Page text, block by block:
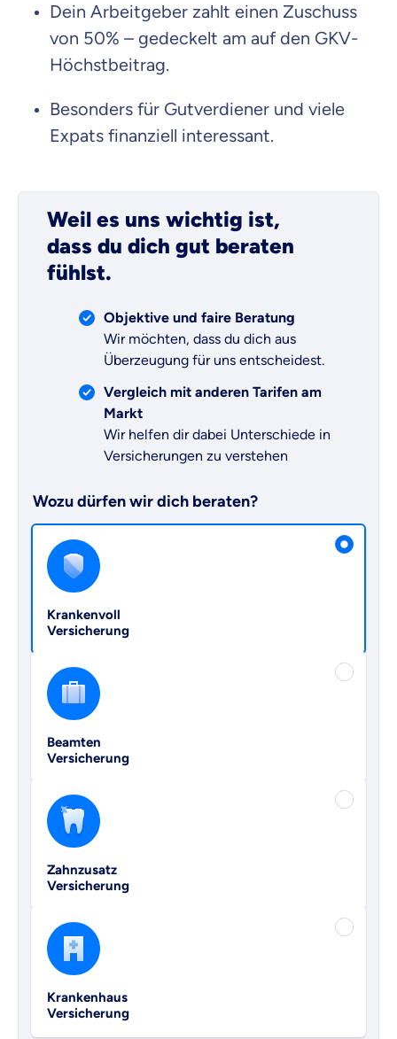
Dein Arbeitgeber zahlt einen Zuschuss
von 50% – gedeckelt am auf den GKV-
Höchstbeitrag.
Besonders für Gutverdiener und viele
Expats finanziell interessant.
Weil es uns wichtig ist,
dass du dich gut beraten
fühlst.
Objektive und faire Beratung
Wir möchten, dass du dich aus
Überzeugung für uns entscheidest.
Vergleich mit anderen Tarifen am
Markt
Wir helfen dir dabei Unterschiede in
Versicherungen zu verstehen
Wozu dürfen wir dich beraten?
Krankenvoll
Versicherung
Beamten
Versicherung
Zahnzusatz
Versicherung
Krankenhaus
Versicherung